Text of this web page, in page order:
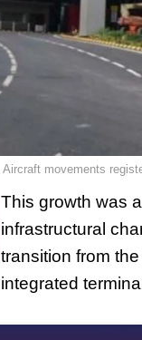
Aircraft movements
This growth was
infrastructural
transition from
integrated